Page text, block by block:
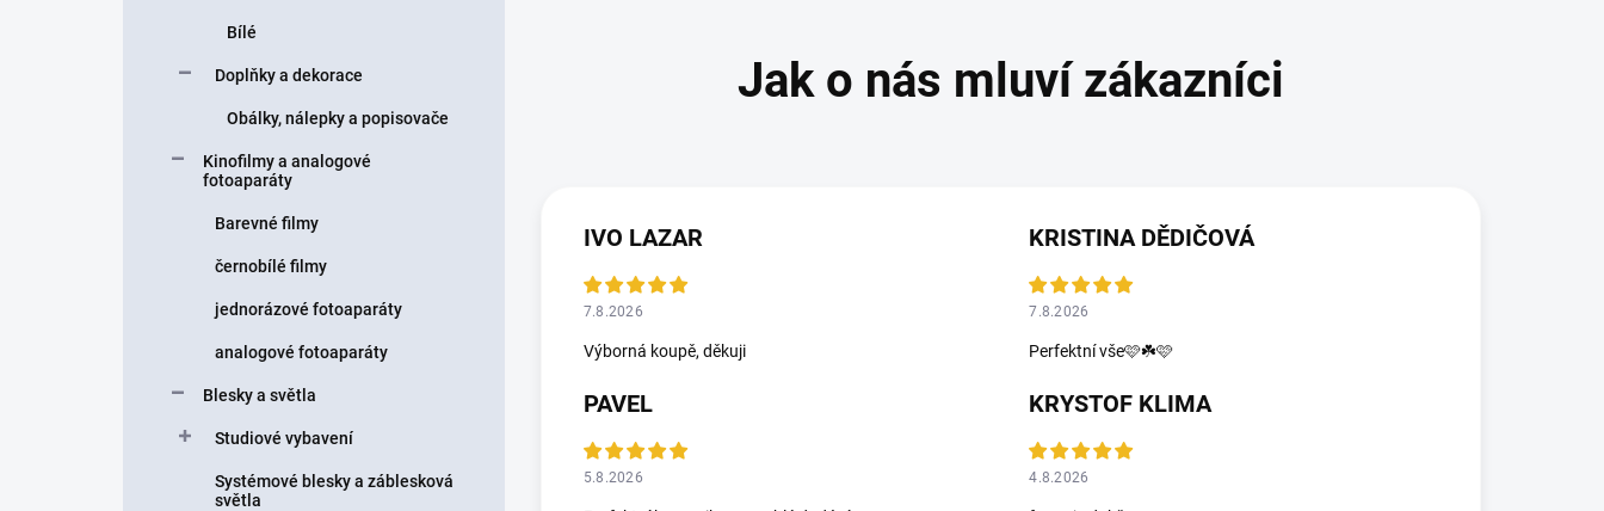
Bílé
Doplňky a dekorace
Obálky, nálepky a popisovače
Kinofilmy a analogové
fotoaparáty
Barevné filmy
černobílé filmy
jednorázové fotoaparáty
analogové fotoaparáty
Blesky a světla
Studiové vybavení
Systémové blesky a záblesková
světla
IVO LAZAR
7.8.2026
Výborná koupě, děkuji
KRISTINA DĚDIČOVÁ
7.8.2026
Perfektní vše🩷☘️🩷
PAVEL
5.8.2026
KRYSTOF KLIMA
4.8.2026